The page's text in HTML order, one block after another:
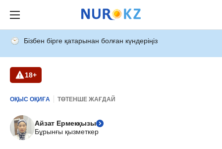
Бізбен бірге қатарынан болған күндеріңіз
18+
ОҚЫС ОҚИҒА ТӨТЕНШЕ ЖАҒДАЙ
Айзат Ермекқызы
Бұрынғы қызметкер